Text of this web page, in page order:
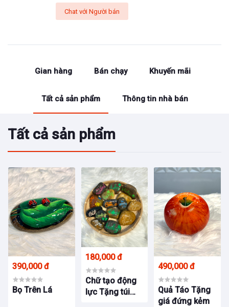
Chat với Người bán
Gian hàng Bán chạy Khuyến mãi
Tất cả sản phẩm Thông tin nhà bán
Tất cả sản phẩm
390,000 đ
Bọ Trên Lá
180,000 đ
Chữ tạo động
lực Tặng túi
490,000 đ
Quả Táo Tặng
giá đứng kẻm